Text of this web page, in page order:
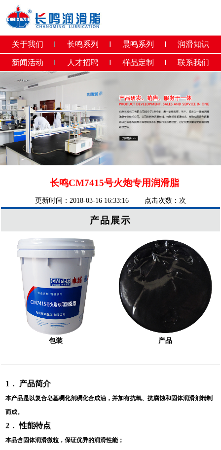
关于我们 长鸣系列 晨鸣系列 润滑知识
新闻活动 人才招聘 样品定制 联系我们
长鸣CM7415号火炮专用润滑脂
更新时间：2018-03-16 16:33:16 点击次数： 次
产品展示
包装 产品
1 ． 产品简介
本产品是以复合皂基稠化剂稠化合成油，并加有抗氧、抗腐蚀和固体润滑剂精制
而成。
2 ． 性能特点
本品含固体润滑微粒，保证优异的润滑性能；